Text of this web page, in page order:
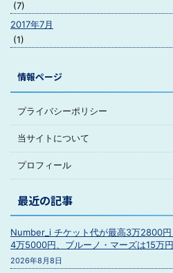
(7)
2017年7月
(1)
情報ページ
プライバシーポリシー
当サイトについて
プロフィール
最近の記事
Number_i チケット代が最高3万2800
4万5000円、ブルーノ・マーズは15万
2026年8月8日